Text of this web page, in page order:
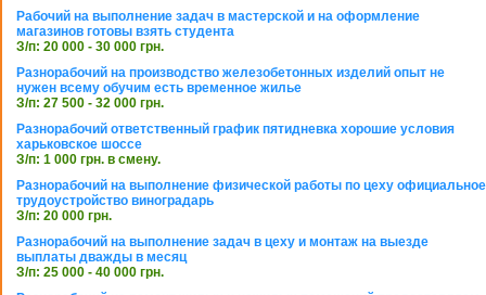
Рабочий на выполнение задач в мастерской и на оформление
магазинов готовы взять студента
З/п: 20 000 - 30 000 грн.
Разнорабочий на производство железобетонных изделий опыт не
нужен всему обучим есть временное жилье
З/п: 27 500 - 32 000 грн.
Разнорабочий ответственный график пятидневка хорошие условия
харьковское шоссе
З/п: 1 000 грн. в смену.
Разнорабочий на выполнение физической работы по цеху официальное
трудоустройство виноградарь
З/п: 20 000 грн.
Разнорабочий на выполнение задач в цеху и монтаж на выезде
выплаты дважды в месяц
З/п: 25 000 - 40 000 грн.